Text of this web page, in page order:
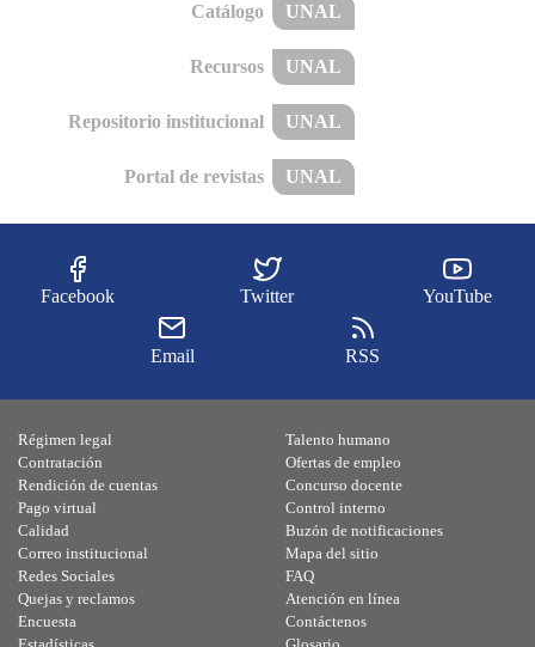
Catálogo UNAL
Recursos UNAL
Repositorio institucional UNAL
Portal de revistas UNAL
Facebook Twitter YouTube
Email RSS
Régimen legal
Contratación
Rendición de cuentas
Pago virtual
Calidad
Talento humano
Ofertas de empleo
Concurso docente
Control interno
Buzón de notificaciones
Correo institucional
Redes Sociales
Quejas y reclamos
Encuesta
Mapa del sitio
FAQ
Atención en línea
Contáctenos